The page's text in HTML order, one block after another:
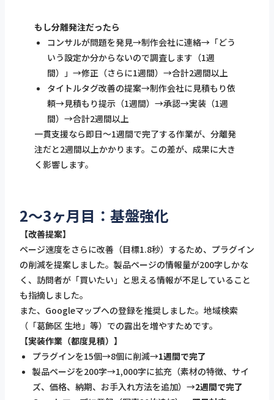
もし分離発注だったら
コンサルが問題を発見→制作会社に連絡→「どう
いう設定か分からないので調査します（1週
間）」→修正（さらに1週間）→合計2週間以上
タイトルタグ改善の提案→制作会社に見積もり依
頼→見積もり提示（1週間）→承認→実装（1週
間）→合計2週間以上
一貫支援なら即日〜1週間で完了する作業が、分離発
注だと2週間以上かかります。この差が、成果に大き
く影響します。
2〜3ヶ月目：基盤強化
【改善提案】
ページ速度をさらに改善（目標1.8秒）するため、プラグイン
の削減を提案しました。製品ページの情報量が200字しかな
く、訪問者が「買いたい」と思える情報が不足していること
も指摘しました。
また、Googleマップへの登録を推奨しました。地域検索
（「葛飾区 生地」等）での露出を増やすためです。
【実装作業（都度見積）】
プラグインを15個→8個に削減→1週間で完了
製品ページを200字→1,000字に拡充（素材の特徴、サイ
ズ、価格、納期、お手入れ方法を追加）→2週間で完了